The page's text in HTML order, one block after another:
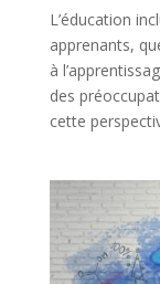
L’éducation
apprenants,
à
des
cette